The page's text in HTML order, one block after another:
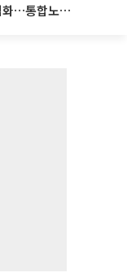
SK하이닉스 ‘자사주 성과급’ 갈등 격화…통합노조 출범 움직임